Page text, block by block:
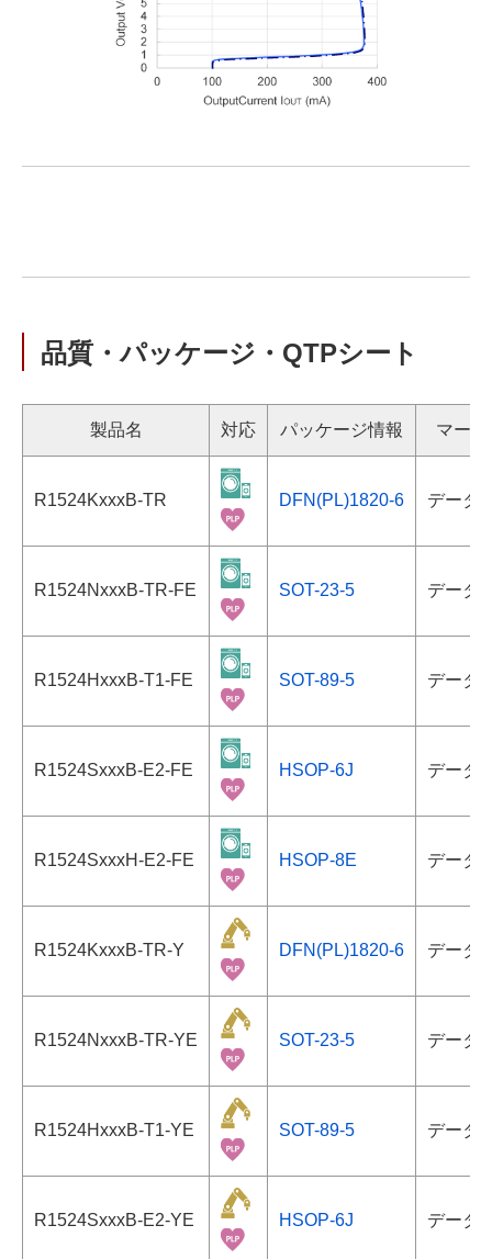
品質・パッケージ・QTPシート
製品名 対応 パッケージ情報 マー
R1524KxxxB-TR DFN(PL)1820-6 データ
R1524NxxxB-TR-FE SOT-23-5 データ
R1524HxxxB-T1-FE SOT-89-5 データ
R1524SxxxB-E2-FE HSOP-6J データ
R1524SxxxH-E2-FE HSOP-8E データ
R1524KxxxB-TR-Y DFN(PL)1820-6 データ
R1524NxxxB-TR-YE SOT-23-5 データ
R1524HxxxB-T1-YE SOT-89-5 データ
R1524SxxxB-E2-YE HSOP-6J データ